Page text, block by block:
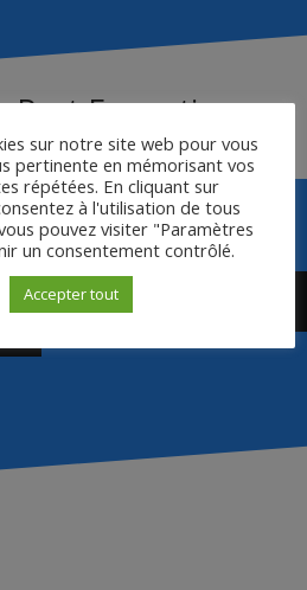
Post Formation
Ressources Post Formation
sur notre site web pour vous
pertinente en mémorisant vos
répétées. En cliquant sur
à l'utilisation de tous
pouvez visiter "Paramètres
un consentement contrôlé.
Accepter tout